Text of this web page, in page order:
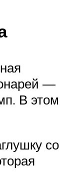
—
В этом
со